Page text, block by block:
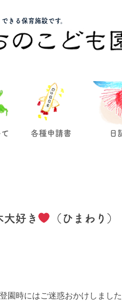
きる保育施設です。
各種申請書 日
大好き （ひまわり）
園時にはご迷惑おかけしました